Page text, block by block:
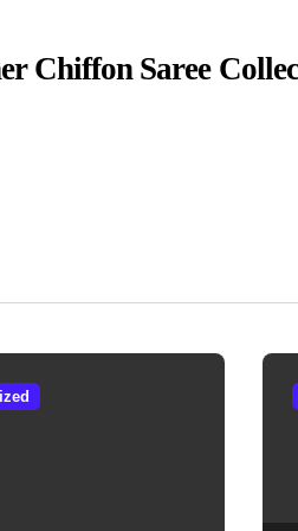
Chiffon Saree